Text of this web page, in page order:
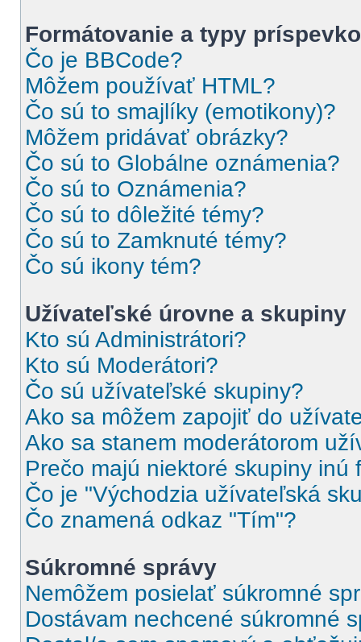
Formátovanie a typy
Čo je BBCode?
Môžem používať HTML?
Čo sú to smajlíky (emotikony)?
Môžem pridávať obrázky?
Čo sú to Globálne oznámenia?
Čo sú to Oznámenia?
Čo sú to dôležité témy?
Čo sú to Zamknuté témy?
Čo sú ikony tém?
Užívateľské úrovne a skupiny
Kto sú Administrátori?
Kto sú Moderátori?
Čo sú užívateľské skupiny?
Ako sa môžem zapojiť do
Ako sa stanem moderátorom
Prečo majú niektoré skupiny inú
Čo je "Východzia užívateľská
Čo znamená odkaz "Tím"?
Súkromné správy
Nemôžem posielať súkromné
Dostávam nechcené súkromné